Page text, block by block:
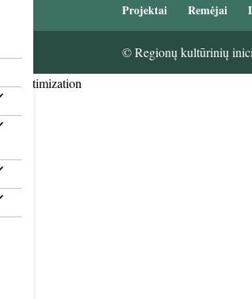
Projektai Remėjai
© Regionų kultūrinių
Optimization